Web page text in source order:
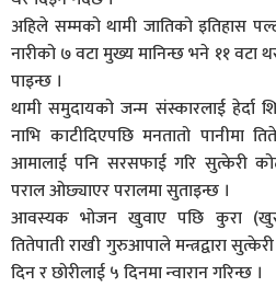
अहिले सम्मको थामी जातिको इतिहास
नारीको ७ वटा मुख्य मानिन्छ भने ११ वटा
पाइन्छ ।
थामी समुदायको जन्म संस्कारलाई हेर्दा
नाभि काटीदिएपछि मनतातो पानीमा
आमालाई पनि सरसफाई गरि सुत्केरी
पराल ओछ्याएर परालमा सुताइन्छ ।
आवस्यक भोजन खुवाए पछि कुरा
तितेपाती राखी गुरुआपाले मन्त्रद्वारा
दिन र छोरीलाई ५ दिनमा न्वारान गरिन्छ ।